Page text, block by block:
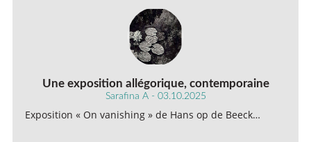
Une exposition allégorique, contemporaine
Sarafina A - 03.10.2025
Exposition « On vanishing » de Hans op de Beeck…